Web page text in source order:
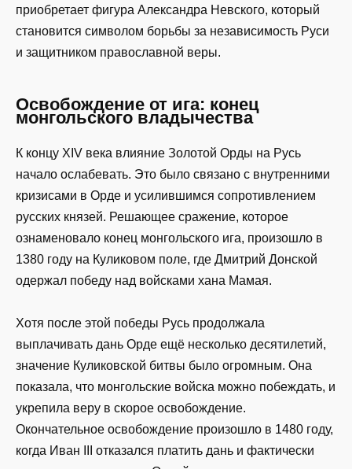
приобретает фигура Александра Невского, который
становится символом борьбы за независимость Руси
и защитником православной веры.
Освобождение от ига: конец
монгольского владычества
К концу XIV века влияние Золотой Орды на Русь
начало ослабевать. Это было связано с внутренними
кризисами в Орде и усилившимся сопротивлением
русских князей. Решающее сражение, которое
ознаменовало конец монгольского ига, произошло в
1380 году на Куликовом поле, где Дмитрий Донской
одержал победу над войсками хана Мамая.
Хотя после этой победы Русь продолжала
выплачивать дань Орде ещё несколько десятилетий,
значение Куликовской битвы было огромным. Она
показала, что монгольские войска можно побеждать, и
укрепила веру в скорое освобождение.
Окончательное освобождение произошло в 1480 году,
когда Иван III отказался платить дань и фактически